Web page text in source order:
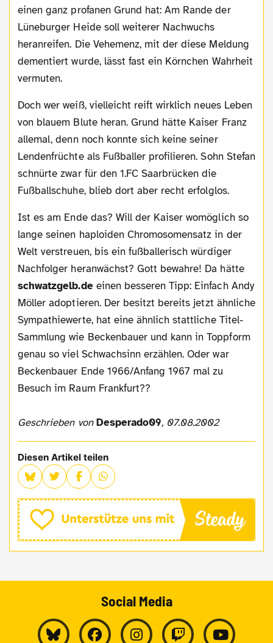
einen ganz profanen Grund hat: Am Rande der
Lüneburger Heide soll weiterer Nachwuchs
heranreifen. Die Vehemenz, mit der diese Meldung
dementiert wurde, lässt fast ein Körnchen Wahrheit
vermuten.
Doch wer weiß, vielleicht reift wirklich neues Leben
von blauem Blute heran. Grund hätte Kaiser Franz
allemal, denn noch konnte sich keine seiner
Lendenfrüchte als Fußballer profilieren. Sohn Stefan
schnürte zwar für den 1.FC Saarbrücken die
Fußballschuhe, blieb dort aber recht erfolglos.
Ist es am Ende das? Will der Kaiser womöglich so
lange seinen haploiden Chromosomensatz in der
Welt verstreuen, bis ein fußballerisch würdiger
Nachfolger heranwächst? Gott bewahre! Da hätte
schwatzgelb.deeinen besseren Tipp: Einfach Andy
Möller adoptieren. Der besitzt bereits jetzt ähnliche
Sympathiewerte, hat eine ähnlich stattliche Titel-
Sammlung wie Beckenbauer und kann in Toppform
genau so viel Schwachsinn erzählen. Oder war
Beckenbauer Ende 1966/Anfang 1967 mal zu
Besuch im Raum Frankfurt??
Geschrieben von Desperado09, 07.08.2002
Diesen Artikel teilen
Social Media